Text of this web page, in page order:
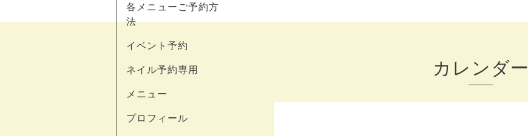
各メニューご予約方
法
イベント予約
ネイル予約専用
メニュー
プロフィール
カレンダー